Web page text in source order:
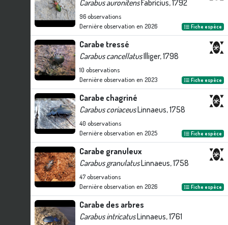
Carabus auronitensFabricius, 1792
96observations
Dernière observation en 2026 Fiche espèce
Carabe tressé
Carabus cancellatusIlliger, 1798
10 observations
Dernière observation en 2023 Fiche espèce
Carabe chagriné
Carabus coriaceusLinnaeus, 1758
40 observations
Dernière observation en 2025 Fiche espèce
Carabe granuleux
Carabus granulatusLinnaeus, 1758
47observations
Dernière observation en 2026 Fiche espèce
Carabe des arbres
Carabus intricatusLinnaeus, 1761